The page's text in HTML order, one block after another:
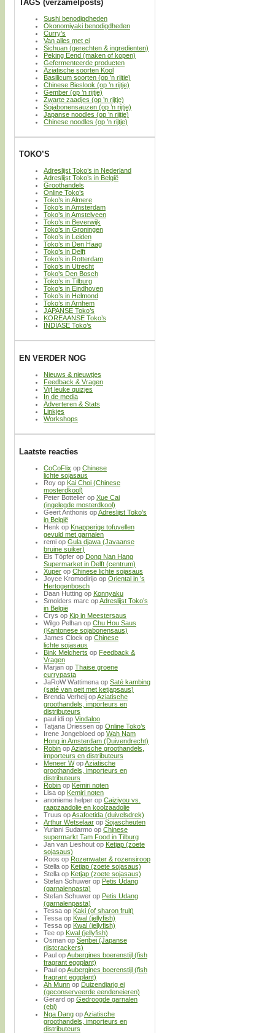
TAGS (verzamelposts)
Sushi benodigdheden
Okonomiyaki benodigdheden
Curry’s
Van alles met ei
Sichuan (gerechten & ingredienten)
Peking Eend (maken of kopen)
Gefermenteerde producten
Aziatische soorten Kool
Basilicum soorten (op ’n rijtje)
Chinese Bieslook (op ’n rijtje)
Gember (op ’n rijtje)
Zwarte zaadjes (op ’n rijtje)
Sojabonensauzen (op ’n rijtje)
Japanse noodles (op ’n rijtje)
Chinese noodles (op ’n rijtje)
TOKO’S
Adreslijst Toko’s in Nederland
Adreslijst Toko’s in België
Groothandels
Online Toko’s
Toko’s in Almere
Toko’s in Amsterdam
Toko’s in Amstelveen
Toko’s in Beverwijk
Toko’s in Groningen
Toko’s in Leiden
Toko’s in Den Haag
Toko’s in Delft
Toko’s in Rotterdam
Toko’s in Utrecht
Toko’s Den Bosch
Toko’s in Tilburg
Toko’s in Eindhoven
Toko’s in Helmond
Toko’s in Arnhem
JAPANSE Toko’s
KOREAANSE Toko’s
INDIASE Toko’s
EN VERDER NOG
Nieuws & nieuwtjes
Feedback & Vragen
Vijf leuke quizjes
In de media
Adverteren & Stats
Linkjes
Workshops
Laatste reacties
CoCoFlix op Chinese
lichte sojasaus
Roy op Kai Choi (Chinese
mosterdkool)
Peter Bottelier op Xue Cai
(ingelegde mosterdkool)
Geert Anthonis opAdreslijst Toko’s
in België
Henk op Knapperige tofuvellen
gevuld met garnalen
remi op Gula djawa (Javaanse
bruine suiker)
Els Töpfer op Dong Nan Hang
Supermarket in Delft (centrum)
Xuper op Chinese lichte sojasaus
Joyce Kromodirijo op Oriental in ’s
Hertogenbosch
Daan Hutting op Konnyaku
Smolders marc opAdreslijst Toko’s
in België
Crys op Kip in Meestersaus
Wilgo Pelhan op Chu Hou Saus
(Kantonese sojabonensaus)
James Clock op Chinese
lichte sojasaus
Bink Melcherts op Feedback &
Vragen
Marjan op Thaise groene
currypasta
JaRoW Wattimena op Saté kambing
(saté van geit met ketjapsaus)
Brenda Verheij opAziatische
groothandels, importeurs en
distributeurs
paul idi op Vindaloo
Tatjana Driessen op Online Toko’s
Irene Jongebloed op Wah Nam
Hong in Amsterdam (Duivendrecht)
Robin opAziatische groothandels,
importeurs en distributeurs
Meneer WopAziatische
groothandels, importeurs en
distributeurs
Robin op Kemiri noten
Lisa op Kemiri noten
anonieme helper op Caiziyou vs.
raapzaadolie en koolzaadolie
Truus opAsafoetida (duivelsdrek)
Arthur Wetselaar op Sojascheuten
Yuriani Sudarmo op Chinese
supermarkt Tam Food in Tilburg
Jan van Lieshout op Ketjap (zoete
sojasaus)
Roos op Rozenwater & rozensiroop
Stella op Ketjap (zoete sojasaus)
Stella op Ketjap (zoete sojasaus)
Stefan Schuwer op Petis Udang
(garnalenpasta)
Stefan Schuwer op Petis Udang
(garnalenpasta)
Tessa op Kaki (of sharon fruit)
Tessa op Kwal (jellyfish)
Tessa op Kwal (jellyfish)
Tee op Kwal (jellyfish)
Osman op Senbei (Japanse
rijstcrackers)
Paul opAubergines boerenstijl (fish
fragrant eggplant)
Paul opAubergines boerenstijl (fish
fragrant eggplant)
Ah Munn op Duizendjarig ei
(geconserveerde eendeneieren)
Gerard op Gedroogde garnalen
(ebi)
Nga Dang opAziatische
groothandels, importeurs en
distributeurs